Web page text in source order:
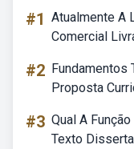
#1 Atualmente A
Comercial
#2
Proposta
#3 Qual A
Texto